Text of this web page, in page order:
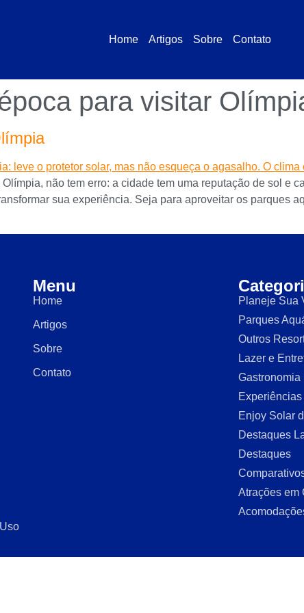
Home Artigos Sobre Contato
para visitar
não tem erro: a cidade tem uma reputação de sol e
sua experiência. Seja para aproveitar os parques
Menu
Home
Artigos
Sobre
Contato
Planeje Sua
Parques
Outros
Lazer e
Gastronomia
Enjoy Solar
Destaques
Destaques
Atrações em